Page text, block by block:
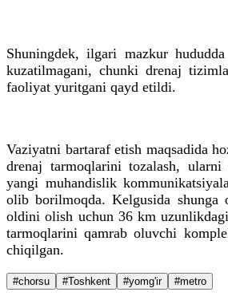
Shuningdek, ilgari mazkur
kuzatilmagani, chunki drenaj
faoliyat yuritgani qayd etildi.
Vaziyatni bartaraf etish maqsadida
drenaj tarmoqlarini tozalash, ularni
yangi muhandislik
olib borilmoqda. Kelgusida shunga
oldini olish uchun 36 km
tarmoqlarini qamrab oluvchi
chiqilgan.
#chorsu #Toshkent #yomg'ir #metro